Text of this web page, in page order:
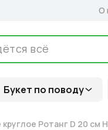
Букет по поводу
О
Ротанг D 20 см